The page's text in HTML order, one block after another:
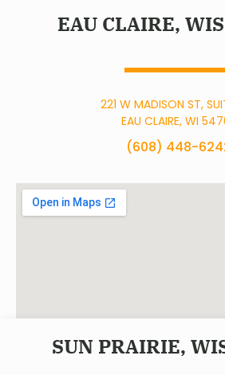
EAU CLAIRE,
221 W MADISON ST,
EAU CLAIRE, WI
(608) 448-
SUN PRAIRIE,